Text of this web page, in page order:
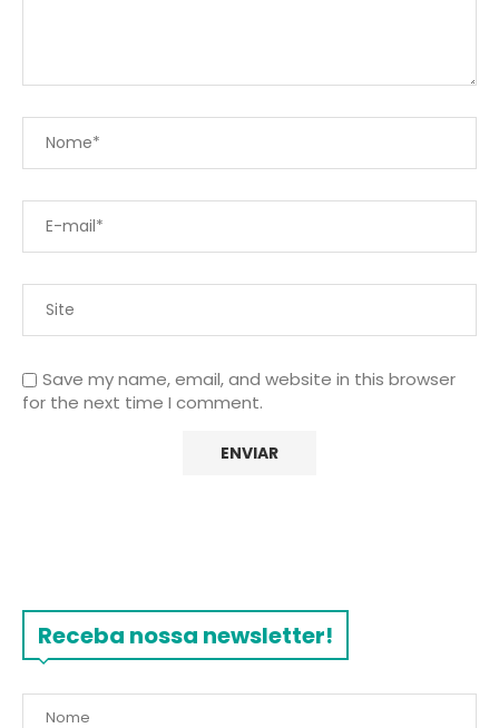
Save my name, email, and website in this browser
for the next time I comment.
Receba nossa newsletter!